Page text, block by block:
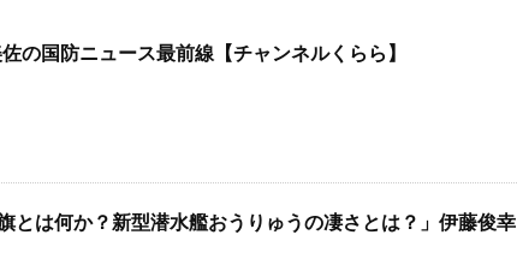
国防ニュース最前線【チャンネルくらら】
とは何か？新型潜水艦おうりゅうの凄さとは？」伊藤俊幸